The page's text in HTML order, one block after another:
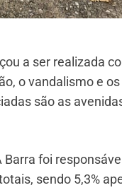
a ser realizada
o vandalismo e
são as
foi
sendo 5,3%